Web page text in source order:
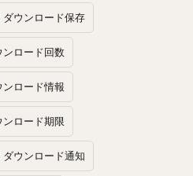
ダウンロード保存
ンロード回数
ンロード情報
ンロード期限
ダウンロード通知